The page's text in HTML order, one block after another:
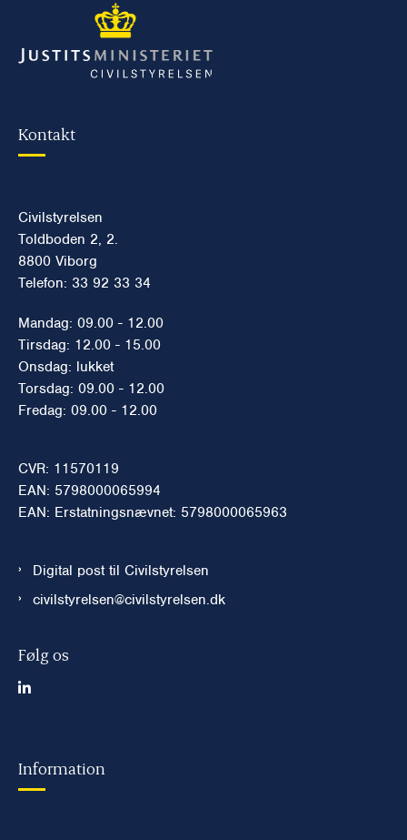
Kontakt
Civilstyrelsen
Toldboden 2, 2.
8800 Viborg
Telefon: 33 92 33 34
Mandag: 09.00 - 12.00
Tirsdag: 12.00 - 15.00
Onsdag: lukket
Torsdag: 09.00 - 12.00
Fredag: 09.00 - 12.00
CVR: 11570119
EAN: 5798000065994
EAN: Erstatningsnævnet: 5798000065963
Digital post til Civilstyrelsen
civilstyrelsen@civilstyrelsen.dk
Følg os
Information